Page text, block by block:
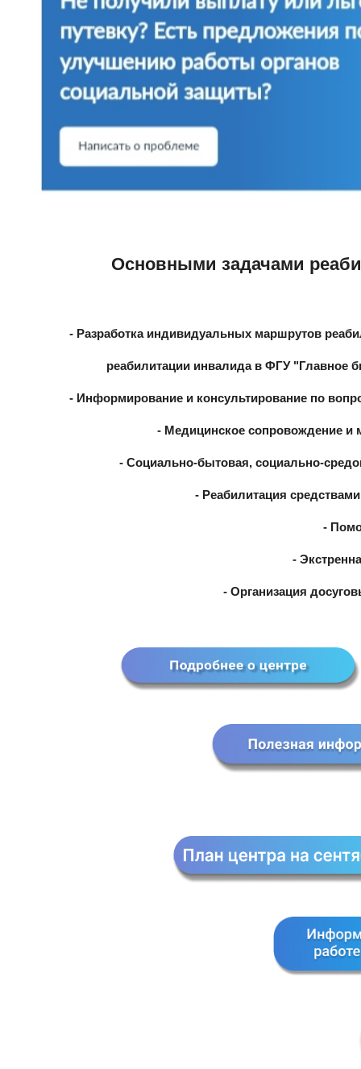
Основными задачами
- Разработка индивидуальных маршрутов
реабилитации инвалида в ФГУ "Главное
- Информирование и консультирование по
- Медицинское сопровождение и
- Социально-бытовая, социально-
- Реабилитация
-
-
- Организация